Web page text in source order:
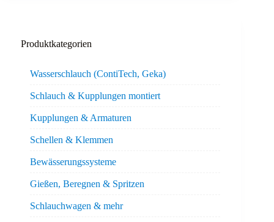
Produktkategorien
Wasserschlauch (ContiTech, Geka)
Schlauch & Kupplungen montiert
Kupplungen & Armaturen
Schellen & Klemmen
Bewässerungssysteme
Gießen, Beregnen & Spritzen
Schlauchwagen & mehr